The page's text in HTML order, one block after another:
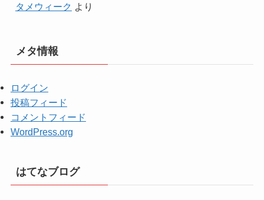
タメウィーク より
メタ情報
ログイン
投稿フィード
コメントフィード
WordPress.org
はてなブログ